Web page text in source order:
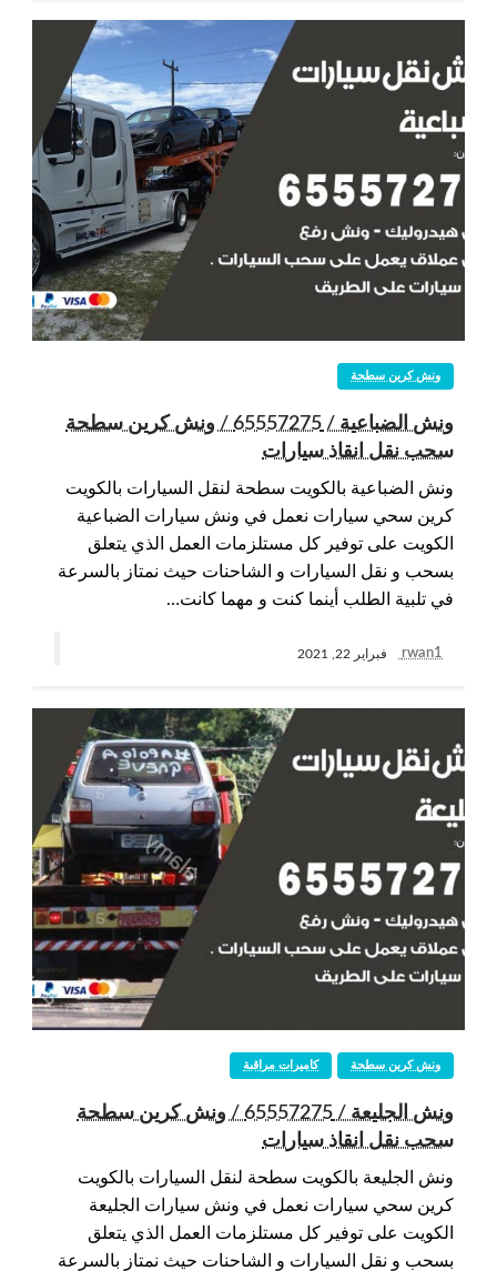
ونش كرين سطحة
ونش الضباعية / 65557275 / ونش كرين سطحة
سحب نقل انقاذ سيارات
ونش الضباعية بالكويت سطحة لنقل السيارات بالكويت
كرين سحي سيارات نعمل في ونش سيارات الضباعية
الكويت على توفير كل مستلزمات العمل الذي يتعلق
بسحب و نقل السيارات و الشاحنات حيث نمتاز بالسرعة
في تلبية الطلب أينما كنت و مهما كانت…
rwan1 فبراير 22, 2021
كاميرات مراقبة ونش كرين سطحة
ونش الجليعة / 65557275 / ونش كرين سطحة
سحب نقل انقاذ سيارات
ونش الجليعة بالكويت سطحة لنقل السيارات بالكويت
كرين سحي سيارات نعمل في ونش سيارات الجليعة
الكويت على توفير كل مستلزمات العمل الذي يتعلق
بسحب و نقل السيارات و الشاحنات حيث نمتاز بالسرعة